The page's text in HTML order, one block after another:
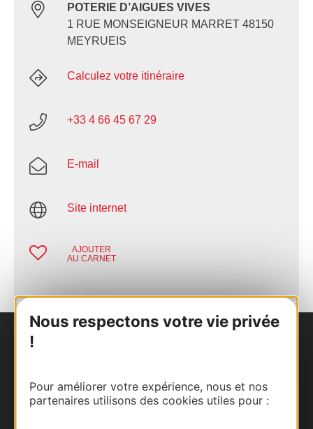
Nous respectons votre vie privée
!
Pour améliorer votre expérience, nous et nos
partenaires utilisons des cookies utiles pour :
POTERIE D’AIGUES VIVES
1 RUE MONSEIGNEUR MARRET 48150
MEYRUEIS
Calculez votre itinéraire
+33 4 66 45 67 29
E-mail
Site internet
AJOUTER
AU CARNET
Carte interactive